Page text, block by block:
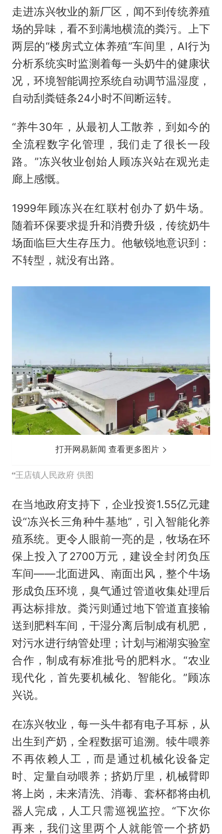
走进冻兴牧业的新厂区，闻不到传统养殖
场的异味，看不到满地横流的粪污。上下
两层的“楼房式立体养殖”车间里，AI行为
分析系统实时监测着每一头奶牛的健康状
况，环境智能调控系统自动调节温湿度，
自动刮粪链条24小时不间断运转。
“养牛30年，从最初人工散养，到如今的
全流程数字化管理，我们走了很长一段
路。”冻兴牧业创始人顾冻兴站在观光走
廊上感慨。
1999年顾冻兴在红联村创办了奶牛场。
随着环保要求提升和消费升级，传统奶牛
场面临巨大生存压力。他敏锐地意识到：
不转型，就没有出路。
打开网易新闻 查看更多图片
王店镇人民政府 供图
在当地政府支持下，企业投资1.55亿元建
设“冻兴长三角种牛基地”，引入智能化养
殖系统。更令人眼前一亮的是，牧场在环
保上投入了2700万元，建设全封闭负压
车间——北面进风、南面出风，整个牛场
形成负压环境，臭气通过管道收集处理后
再达标排放。粪污则通过地下管道直接输
送到肥料车间，干湿分离后制成有机肥，
对污水进行纳管处理；计划与湘湖实验室
合作，制成有标准批号的肥料水。“农业
现代化，首先要机械化、智能化。”顾冻
兴说。
在冻兴牧业，每一头牛都有电子耳标，从
出生到产奶，全程数据可追溯。犊牛喂养
不再依赖人工，而是通过机械化设备定
时、定量自动喂养；挤奶厅里，机械臂即
将上岗，未来清洗、消毒、套杯都将由机
器人完成，人工只需巡视监控。“下次你
再来，我们这里两个人就能管一个挤奶